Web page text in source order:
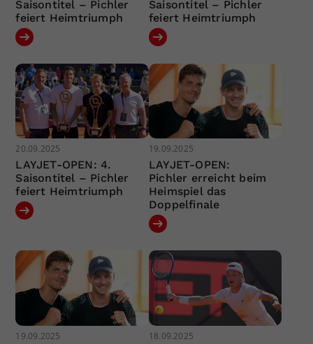
Saisontitel – Pichler
feiert Heimtriumph
Saisontitel – Pichler
feiert Heimtriumph
20.09.2025
LAYJET-OPEN: 4.
Saisontitel – Pichler
feiert Heimtriumph
19.09.2025
LAYJET-OPEN:
Pichler erreicht beim
Heimspiel das
Doppelfinale
19.09.2025 18.09.2025